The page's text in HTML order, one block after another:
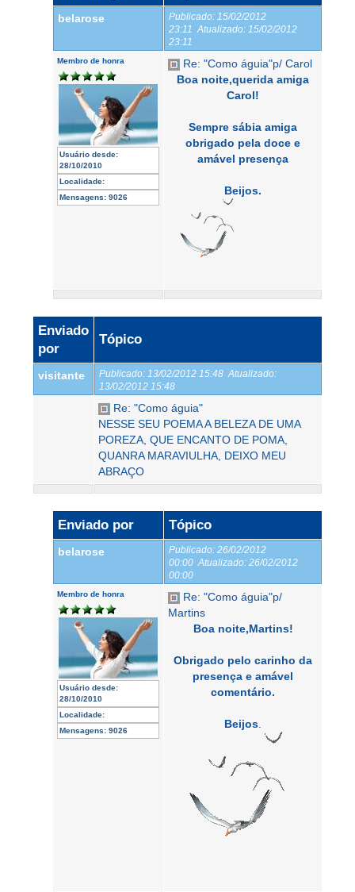
belarose Publicado: 15/02/2012
23:11 Atualizado: 15/02/2012
23:11
Membro de honra
Usuário desde:
28/10/2010
Localidade:
Mensagens: 9026
Re: "Como águia"p/ Carol
Boa noite,querida amiga
Carol!
Sempre sábia amiga
obrigado pela doce e
amável presença
Beijos.
Enviado
por
Tópico
visitante Publicado: 13/02/2012 15:48 Atualizado:
13/02/2012 15:48
Re: "Como águia"
NESSE SEU POEMA A BELEZA DE UMA
POREZA, QUE ENCANTO DE POMA,
QUANRA MARAVIULHA, DEIXO MEU
ABRAÇO
Enviado por Tópico
belarose Publicado: 26/02/2012
00:00 Atualizado: 26/02/2012
00:00
Membro de honra
Usuário desde:
28/10/2010
Localidade:
Mensagens: 9026
Re: "Como águia"p/
Martins
Boa noite,Martins!
Obrigado pelo carinho da
presença e amável
comentário.
Beijos